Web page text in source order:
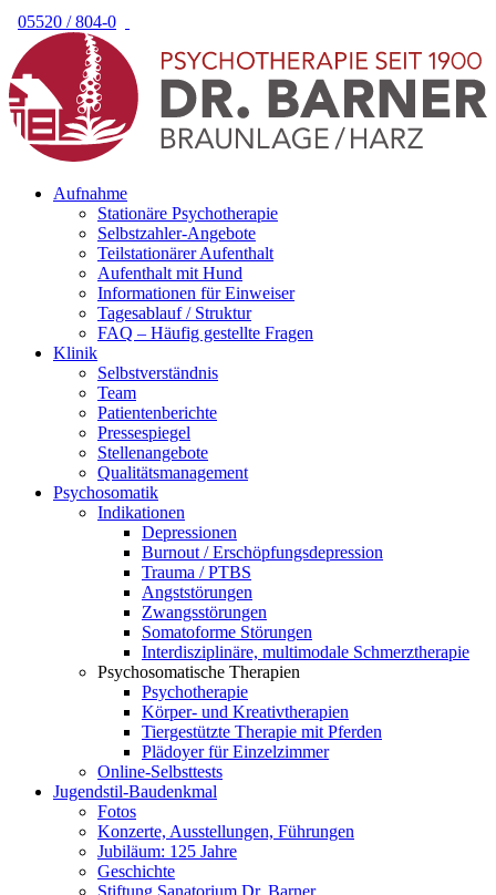
05520 / 804-0
Aufnahme
Stationäre Psychotherapie
Selbstzahler-Angebote
Teilstationärer Aufenthalt
Aufenthalt mit Hund
Informationen für Einweiser
Tagesablauf / Struktur
FAQ – Häufig gestellte Fragen
Klinik
Selbstverständnis
Team
Patientenberichte
Pressespiegel
Stellenangebote
Qualitätsmanagement
Psychosomatik
Indikationen
Depressionen
Burnout / Erschöpfungsdepression
Trauma / PTBS
Angststörungen
Zwangsstörungen
Somatoforme Störungen
Interdisziplinäre, multimodale Schmerztherapie
Psychosomatische Therapien
Psychotherapie
Körper- und Kreativtherapien
Tiergestützte Therapie mit Pferden
Plädoyer für Einzelzimmer
Online-Selbsttests
Jugendstil-Baudenkmal
Fotos
Konzerte, Ausstellungen, Führungen
Jubiläum: 125 Jahre
Geschichte
Stiftung Sanatorium Dr. Barner